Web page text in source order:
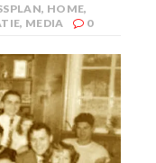
, HOME,
, MEDIA 0